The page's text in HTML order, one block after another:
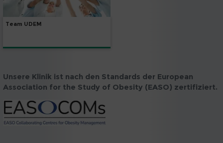
Team UDEM
Unsere Klinik ist nach den Standards der European
Association for the Study of Obesity (EASO) zertifiziert.